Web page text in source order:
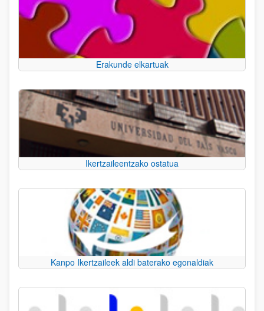
Erakunde elkartuak
Ikertzaileentzako ostatua
Kanpo Ikertzaileek aldi baterako egonaldiak